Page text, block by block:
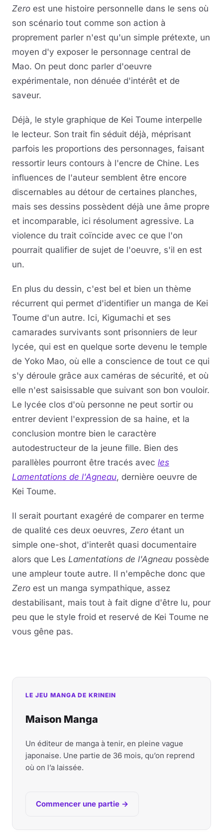
Zero est une histoire personnelle dans le sens où
son scénario tout comme son action à
proprement parler n'est qu'un simple prétexte, un
moyen d'y exposer le personnage central de
Mao. On peut donc parler d'oeuvre
expérimentale, non dénuée d'intérêt et de
saveur.
Déjà, le style graphique de Kei Toume interpelle
le lecteur. Son trait fin séduit déjà, méprisant
parfois les proportions des personnages, faisant
ressortir leurs contours à l'encre de Chine. Les
influences de l'auteur semblent être encore
discernables au détour de certaines planches,
mais ses dessins possèdent déjà une âme propre
et incomparable, ici résolument agressive. La
violence du trait coïncide avec ce que l'on
pourrait qualifier de sujet de l'oeuvre, s'il en est
un.
En plus du dessin, c'est bel et bien un thème
récurrent qui permet d'identifier un manga de Kei
Toume d'un autre. Ici, Kigumachi et ses
camarades survivants sont prisonniers de leur
lycée, qui est en quelque sorte devenu le temple
de Yoko Mao, où elle a conscience de tout ce qui
s'y déroule grâce aux caméras de sécurité, et où
elle n'est saisissable que suivant son bon vouloir.
Le lycée clos d'où personne ne peut sortir ou
entrer devient l'expression de sa haine, et la
conclusion montre bien le caractère
autodestructeur de la jeune fille. Bien des
parallèles pourront être tracés avec les
Lamentations de l'Agneau, dernière oeuvre de
Kei Toume.
Il serait pourtant exagéré de comparer en terme
de qualité ces deux oeuvres, Zero étant un
simple one-shot, d'interêt quasi documentaire
alors que Les Lamentations de l'Agneau possède
une ampleur toute autre. Il n'empêche donc que
Zero est un manga sympathique, assez
destabilisant, mais tout à fait digne d'être lu, pour
peu que le style froid et reservé de Kei Toume ne
vous gêne pas.
LE JEU MANGA DE KRINEIN
Maison Manga
Un éditeur de manga à tenir, en pleine vague
japonaise. Une partie de 36 mois, qu’on reprend
où on l’a laissée.
Commencer une partie →